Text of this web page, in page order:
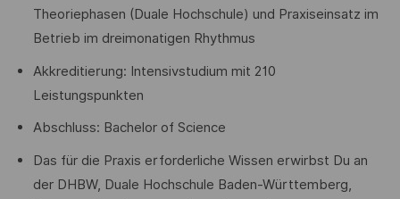
Theoriephasen (Duale Hochschule) und Praxiseinsatz im
Betrieb im dreimonatigen Rhythmus
Akkreditierung: Intensivstudium mit 210
Leistungspunkten
Abschluss: Bachelor of Science
Das für die Praxis erforderliche Wissen erwirbst Du an
der DHBW, Duale Hochschule Baden-Württemberg,